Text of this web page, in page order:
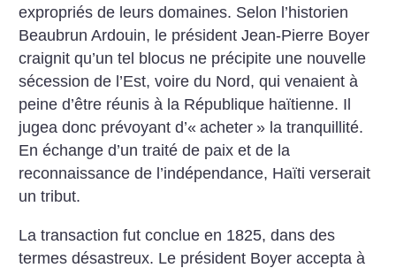
expropriés de leurs domaines. Selon l’historien
Beaubrun Ardouin, le président Jean-Pierre Boyer
craignit qu’un tel blocus ne précipite une nouvelle
sécession de l’Est, voire du Nord, qui venaient à
peine d’être réunis à la République haïtienne. Il
jugea donc prévoyant d’« acheter » la tranquillité.
En échange d’un traité de paix et de la
reconnaissance de l’indépendance, Haïti verserait
un tribut.
La transaction fut conclue en 1825, dans des
termes désastreux. Le président Boyer accepta à